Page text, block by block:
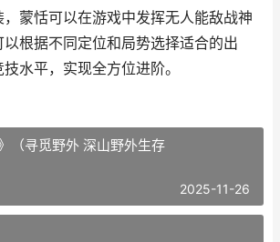
蒙恬可以在游戏中发挥无人能敌战神
根据不同定位和局势选择适合的出
水平，实现全方位进阶。
（寻觅野外 深山野外生存
2025-11-26